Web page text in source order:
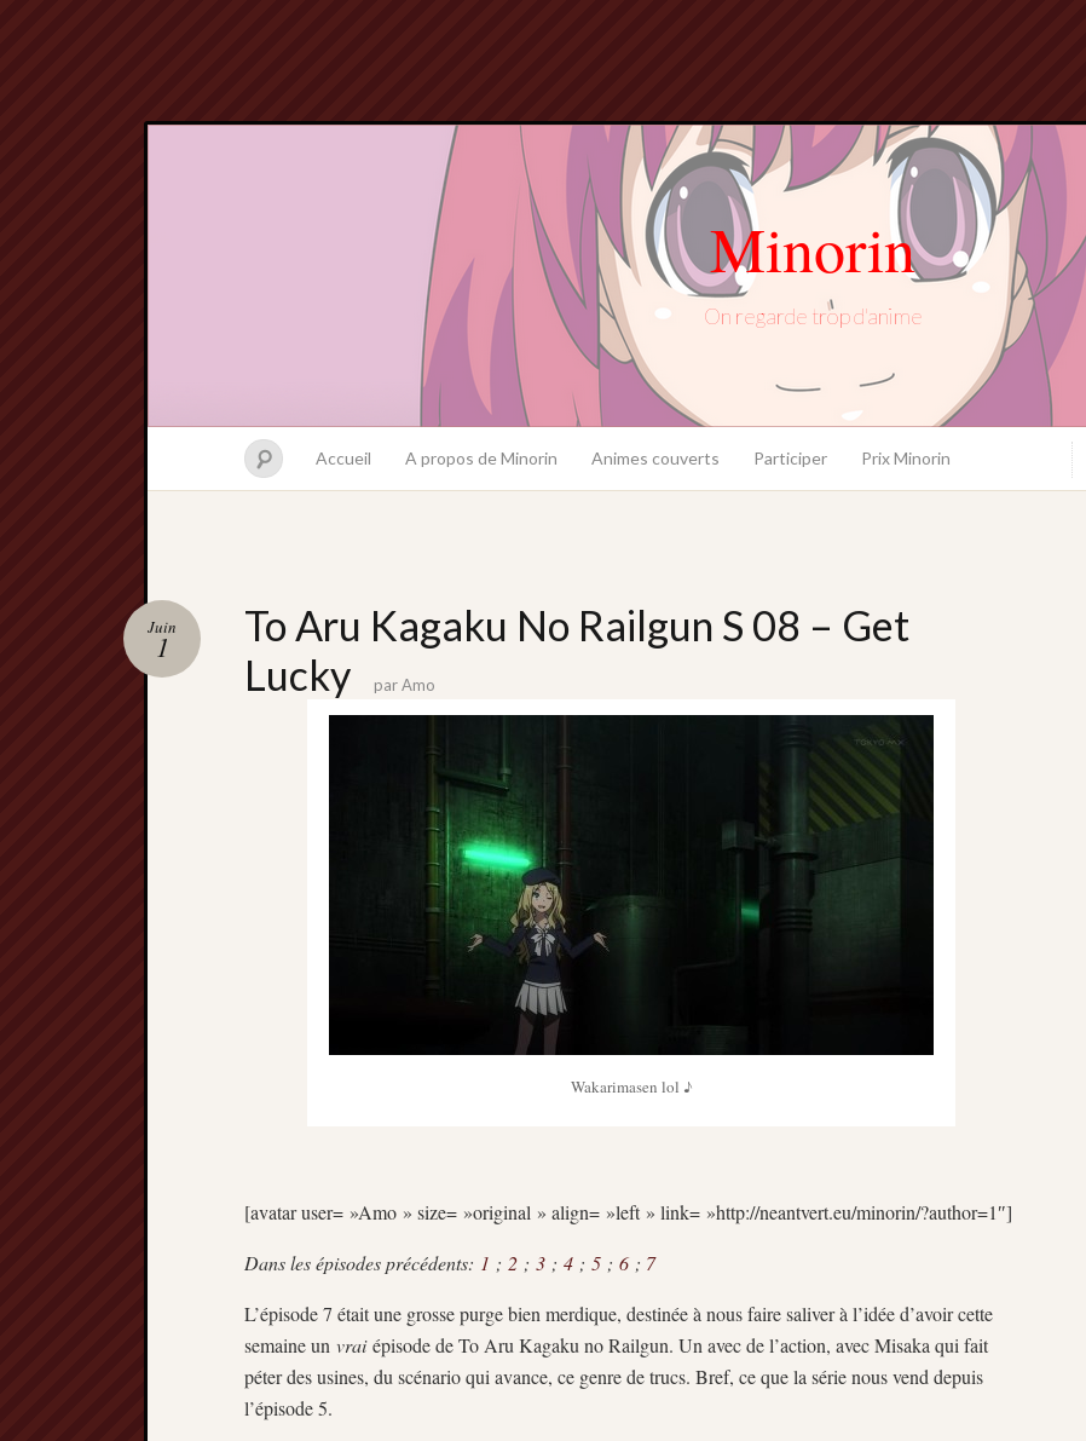
Minorin
On regarde trop d'anime
Accueil A propos de Minorin Animes couverts Participer Prix Minorin
To Aru Kagaku No Railgun S 08 – Get
Lucky
Juin
1
parAmo
Wakarimasen lol ♪
[avatar user= »Amo » size= »original » align= »left » link= »http://neantvert.eu/minorin/?author=1″]
Dans les épisodes précédents: 1 ; 2 ; 3 ; 4 ; 5 ; 6 ; 7
L’épisode 7 était une grosse purge bien merdique, destinée à nous faire saliver à l’idée d’avoir cette
semaine un vraiépisode de To Aru Kagaku no Railgun. Un avec de l’action, avec Misaka qui fait
péter des usines, du scénario qui avance, ce genre de trucs. Bref, ce que la série nous vend depuis
l’épisode 5.